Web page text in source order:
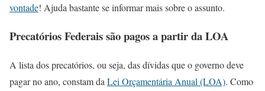
vontade! Ajuda bastante se informar mais sobre o assunto.
Precatórios Federais são pagos a partir da LOA
A lista dos precatórios, ou seja, das dívidas que o governo deve
pagar no ano, constam da Lei Orçamentária Anual (LOA). Como